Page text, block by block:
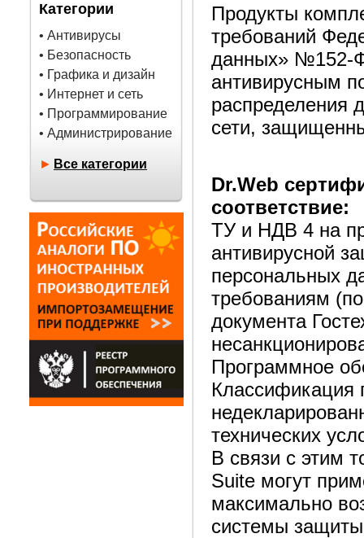
Категории
• Антивирусы
• Безопасность
• Графика и дизайн
• Интернет и сеть
• Программирование
• Администрирование
► Все категории
Продукты
требований
данных» №152-
антивирусным
распределения
сети,
Dr.Web
соответствие:
ТУ и НДВ 4 на
антивирусной
персональных
требованиям
документа
Программное
Классификация
технических
В связи с этим
Suite могут
максимально
системы